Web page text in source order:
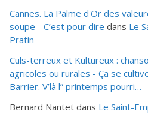
Cannes. La Palme d'Or des
soupe - C’est pour dire dans Le
Pratin
Culs-terreux et Kultureux :
agricoles ou rurales - Ça se
Barrier. V’là l” printemps pourri…
Bernard Nantet dans Le Saint-